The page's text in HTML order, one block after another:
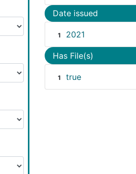
Date issued
1 2021
Has File(s)
1 true